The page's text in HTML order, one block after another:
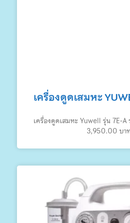
เครื่องดูดเสมหะ
เครื่องดูดเสมหะ Yuwell รุ่น 7E-A
3,950.00 บา